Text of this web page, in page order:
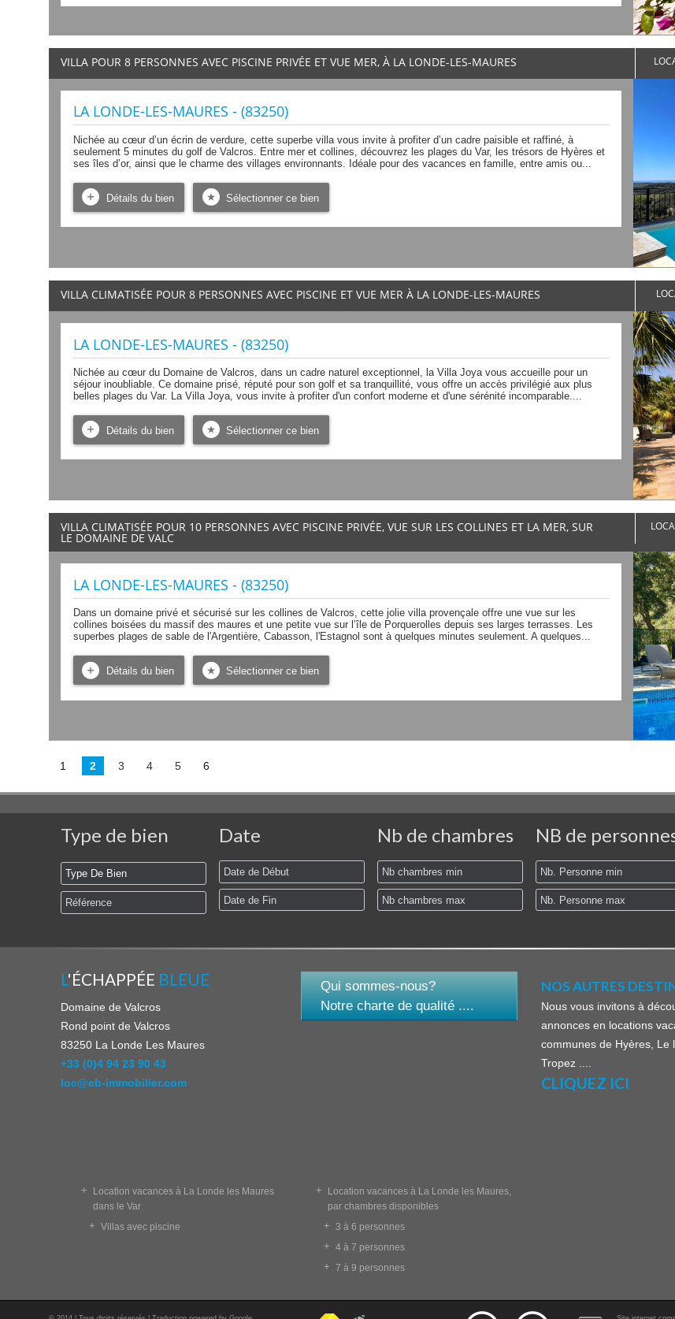
VILLA POUR 8 PERSONNES AVEC PISCINE PRIVÉE ET VUE MER, À LA LONDE-LES-MAURES
LA LONDE-LES-MAURES - (83250)
Nichée au cœur d’un écrin de verdure, cette superbe villa vous invite à profiter d’un cadre paisible et raffiné, à
seulement 5 minutes du golf de Valcros. Entre mer et collines, découvrez les plages du Var, les trésors de Hyères et
ses îles d’or, ainsi que le charme des villages environnants. Idéale pour des vacances en famille, entre amis ou...
Détails du bien Sélectionner ce bien
VILLA CLIMATISÉE POUR 8 PERSONNES AVEC PISCINE ET VUE MER À LA LONDE-LES-MAURES
LA LONDE-LES-MAURES - (83250)
Nichée au cœur du Domaine de Valcros, dans un cadre naturel exceptionnel, la Villa Joya vous accueille pour un
séjour inoubliable. Ce domaine prisé, réputé pour son golf et sa tranquillité, vous offre un accès privilégié aux plus
belles plages du Var. La Villa Joya, vous invite à profiter d'un confort moderne et d'une sérénité incomparable....
Détails du bien Sélectionner ce bien
VILLA CLIMATISÉE POUR 10 PERSONNES AVEC PISCINE PRIVÉE, VUE SUR LES COLLINES ET LA MER, SUR
LE DOMAINE DE VALC
LA LONDE-LES-MAURES - (83250)
Dans un domaine privé et sécurisé sur les collines de Valcros, cette jolie villa provençale offre une vue sur les
collines boisées du massif des maures et une petite vue sur l’île de Porquerolles depuis ses larges terrasses. Les
superbes plages de sable de l'Argentière, Cabasson, l'Estagnol sont à quelques minutes seulement. A quelques...
Détails du bien Sélectionner ce bien
1 2 3 4 5 6
Type de bien Date Nb de chambres NB de
L'ÉCHAPPÉE BLEUE
Domaine de Valcros
Rond point de Valcros
83250 La Londe Les Maures
+33 (0)4 94 23 90 43
loc@eb-immobilier.com
Qui sommes-nous?
Notre charte de qualité ....
NOS AUTRES
Nous vous invitons à
annonces en locations
communes de Hyères, Le
Tropez ....
CLIQUEZ ICI
+
Location vacances à La Londe les Maures
dans le Var
+ Villas avec piscine
+
Location vacances à La Londe les Maures,
par chambres disponibles
+ 3 à 6 personnes
+ 4 à 7 personnes
+ 7 à 9 personnes